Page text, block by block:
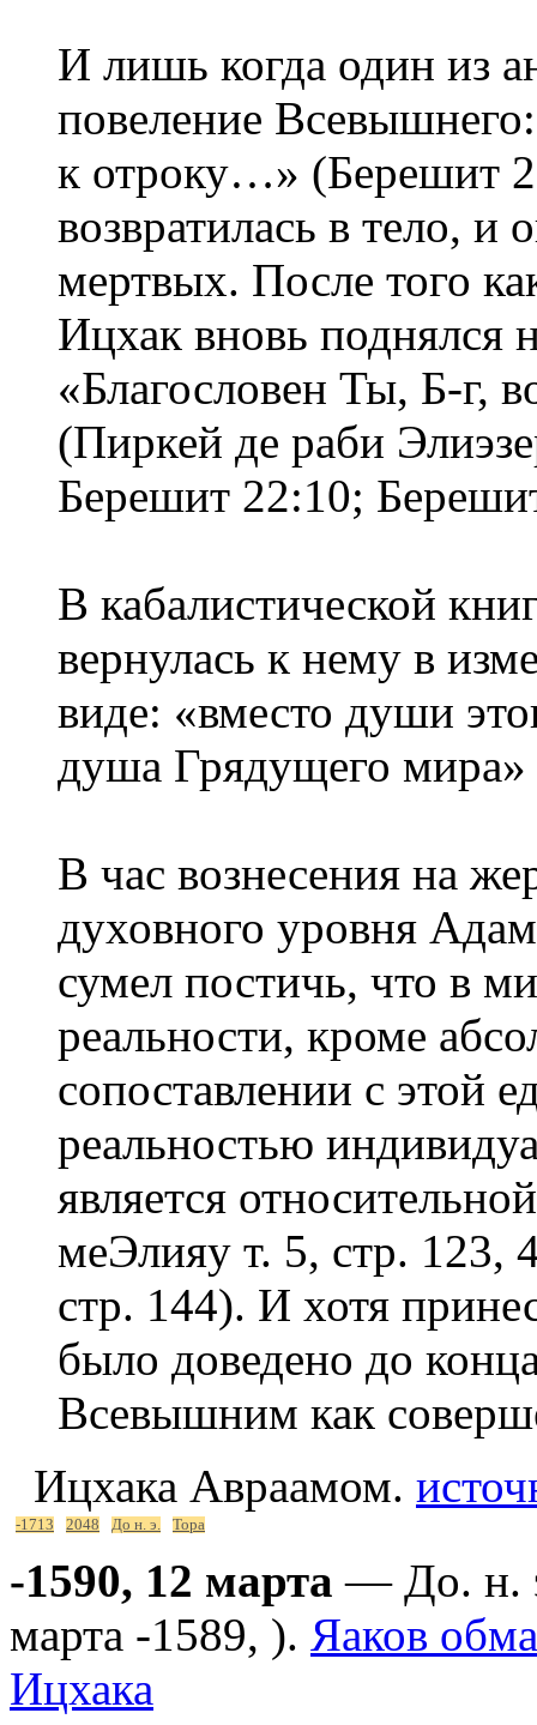
И лишь когда один из
повеление
к отроку…» (Берешит
возвратилась в тело, и
мертвых. После того
Ицхак вновь поднялся
«Благословен Ты, Б-г,
(Пиркей де раби
Берешит 22:10;
В кабалистической
вернулась к нему в
виде: «вместо души
душа Грядущего мира»
В час вознесения на
духовного уровня
сумел постичь, что в
реальности, кроме
сопоставлении с этой
реальностью
является
меЭлияу т. 5, стр.
стр. 144). И хотя
было доведено до
Всевышним как
Ицхака Авраамом.
-1713 2048 До н. э. Тора
-1590, 12 марта — До. н.
марта -1589, ). Яаков
Ицхака